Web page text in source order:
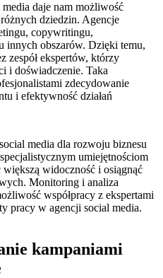
daje nam możliwość
dziedzin. Agencje
copywritingu,
innych obszarów. ⁢Dzięki⁣ temu,
⁣zespół ekspertów, którzy
⁤i doświadczenie. Taka
zdecydowanie
i efektywność działań
media dla rozwoju biznesu
umiejętnościom
widoczność i osiągnąć
Monitoring i analiza
współpracy z ekspertami
‍pracy w agencji social media.
kampaniami